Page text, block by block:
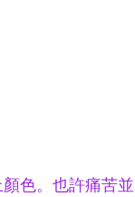
色。也許痛苦並